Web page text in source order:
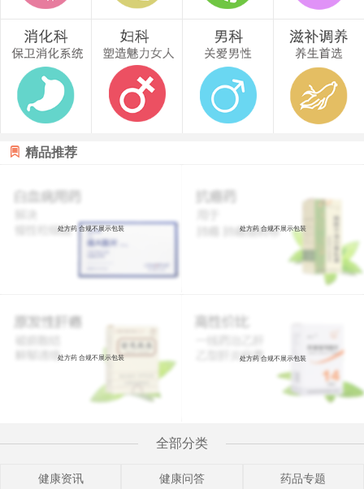
 精品推荐
处方药 合规不展示包装 处方药 合规不展示包装
处方药 合规不展示包装 处方药 合规不展示包装
全部分类
健康资讯 健康问答 药品专题